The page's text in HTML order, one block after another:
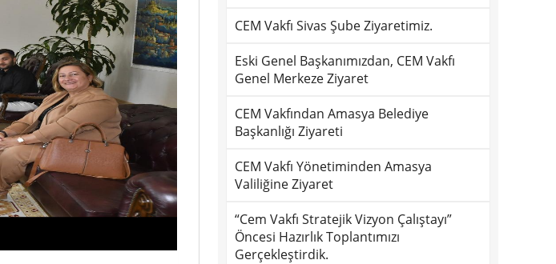
CEM Vakfı Sivas Şube Ziyaretimiz.
Eski Genel Başkanımızdan, CEM Vakfı
Genel Merkeze Ziyaret
CEM Vakfından Amasya Belediye
Başkanlığı Ziyareti
CEM Vakfı Yönetiminden Amasya
Valiliğine Ziyaret
“Cem Vakfı Stratejik Vizyon Çalıştayı”
Öncesi Hazırlık Toplantımızı
Gerçekleştirdik.